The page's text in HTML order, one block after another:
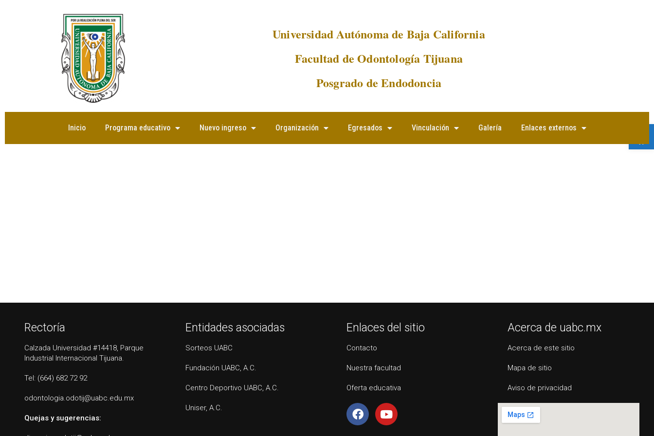
Universidad Autónoma de Baja California
Facultad de Odontología Tijuana
Posgrado de Endodoncia
Inicio Programa educativo Nuevo ingreso Organización Egresados Vinculación Galería Enlaces externos
Rectoría
Calzada Universidad #14418, Parque
Industrial Internacional Tijuana.
Tel: (664) 682 72 92
odontologia.odotij@uabc.edu.mx
Quejas y sugerencias:
Entidades asociadas
Sorteos UABC
Fundación UABC, A.C.
Centro Deportivo UABC, A.C.
Uniser, A.C.
Enlaces del sitio
Contacto
Nuestra facultad
Oferta educativa
Acerca de uabc.mx
Acerca de este sitio
Mapa de sitio
Aviso de privacidad